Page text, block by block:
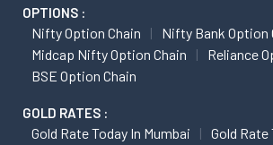
OPTIONS :
Nifty Option Chain
Nifty Bank Option
Midcap Nifty Option Chain
Reliance
BSE Option Chain
GOLD RATES :
Gold Rate Today In Mumbai
Gold Rate